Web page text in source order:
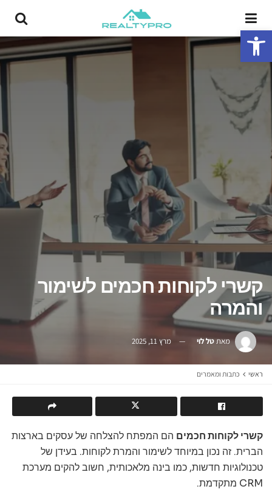
פתח סרגל נגישות
קשרי לקוחות חכמים לשימור
והמרה
מאתטל לוי מרץ 11, 2025
ראשי כתבות ומאמרים
קשרי לקוחות חכמים הם המפתח להצלחה של עסקים בארצות
הברית. זה נכון במיוחד לשימור והמרת לקוחות. בעידן של
טכנולוגיות חדשות, כמו בינה מלאכותית, חשוב להקים מערכת
CRM מתקדמת.